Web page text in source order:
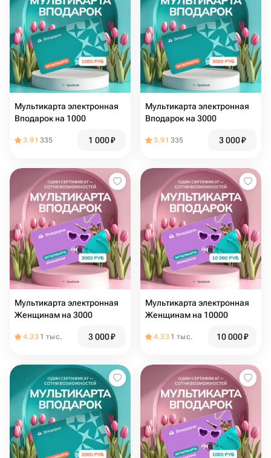
Мультикарта электронная
Вподарок на 1000
3.91 335 1 000₽
Мультикарта электронная
Вподарок на 3000
3.91 335 3 000₽
Мультикарта электронная
Женщинам на 3000
4.33 1 тыс. 3 000₽
Мультикарта электронная
Женщинам на 10000
4.33 1 тыс. 10 000₽